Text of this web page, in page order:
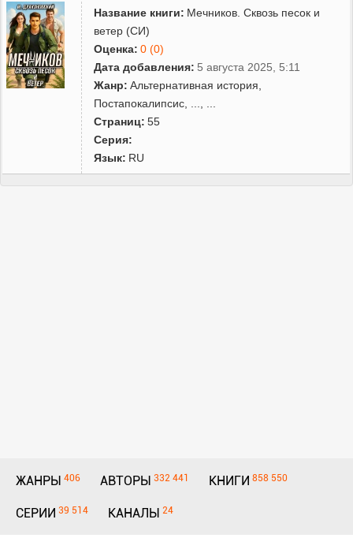
Название книги: Мечников. Сквозь песок и
ветер (СИ)
Оценка: 0 (0)
Дата добавления: 5 августа 2025, 5:11
Жанр: Альтернативная история
Постапокалипсис
Страниц: 55
Серия:
Язык: RU
ЖАНРЫ 406 АВТОРЫ 332 441 КНИГИ 858 550
СЕРИИ 39 514 КАНАЛЫ 24